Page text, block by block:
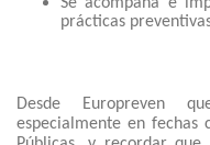
Se acompaña e
prácticas
Desde Europreven
especialmente en fechas